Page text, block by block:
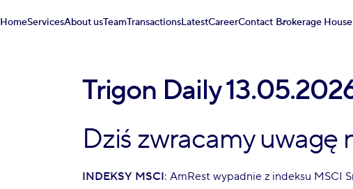
HomeServicesAbout usTeamTransactionsLatestCareerContact Brokerage House
Trigon Daily
Dziś zwracamy uwagę
INDEKSY MSCI: AmRest wypadnie z indeksu MSCI